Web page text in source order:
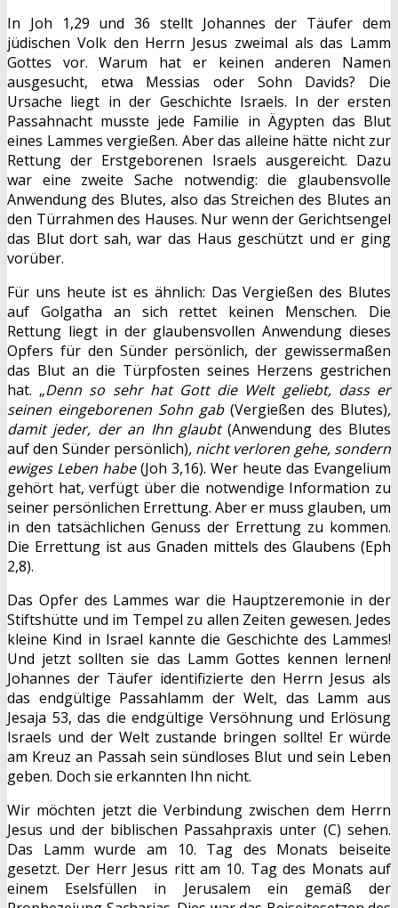
In Joh 1,29 und 36 stellt Johannes der Täufer dem
jüdischen Volk den Herrn Jesus zweimal als das Lamm
Gottes vor. Warum hat er keinen anderen Namen
ausgesucht, etwa Messias oder Sohn Davids? Die
Ursache liegt in der Geschichte Israels. In der ersten
Passahnacht musste jede Familie in Ägypten das Blut
eines Lammes vergießen. Aber das alleine hätte nicht zur
Rettung der Erstgeborenen Israels ausgereicht. Dazu
war eine zweite Sache notwendig: die glaubensvolle
Anwendung des Blutes, also das Streichen des Blutes an
den Türrahmen des Hauses. Nur wenn der Gerichtsengel
das Blut dort sah, war das Haus geschützt und er ging
vorüber.
Für uns heute ist es ähnlich: Das Vergießen des Blutes
auf Golgatha an sich rettet keinen Menschen. Die
Rettung liegt in der glaubensvollen Anwendung dieses
Opfers für den Sünder persönlich, der gewissermaßen
das Blut an die Türpfosten seines Herzens gestrichen
hat. „Denn so sehr hat Gott die Welt geliebt, dass er
seinen eingeborenen Sohn gab(Vergießen des Blutes),
damit jeder, der an Ihn glaubt(Anwendung des Blutes
auf den Sünder persönlich), nicht verloren gehe, sondern
ewiges Leben habe(Joh 3,16). Wer heute das Evangelium
gehört hat, verfügt über die notwendige Information zu
seiner persönlichen Errettung. Aber er muss glauben, um
in den tatsächlichen Genuss der Errettung zu kommen.
Die Errettung ist aus Gnaden mittels des Glaubens (Eph
2,8).
Das Opfer des Lammes war die Hauptzeremonie in der
Stiftshütte und im Tempel zu allen Zeiten gewesen. Jedes
kleine Kind in Israel kannte die Geschichte des Lammes!
Und jetzt sollten sie das Lamm Gottes kennen lernen!
Johannes der Täufer identifizierte den Herrn Jesus als
das endgültige Passahlamm der Welt, das Lamm aus
Jesaja 53, das die endgültige Versöhnung und Erlösung
Israels und der Welt zustande bringen sollte! Er würde
am Kreuz an Passah sein sündloses Blut und sein Leben
geben. Doch sie erkannten Ihn nicht.
Wir möchten jetzt die Verbindung zwischen dem Herrn
Jesus und der biblischen Passahpraxis unter (C) sehen.
Das Lamm wurde am 10. Tag des Monats beiseite
gesetzt. Der Herr Jesus ritt am 10. Tag des Monats auf
einem Eselsfüllen in Jerusalem ein gemäß der